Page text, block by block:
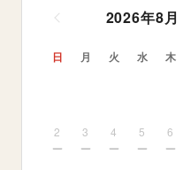
2026年8月
日 月 火 水 木
2 3 4 5 6